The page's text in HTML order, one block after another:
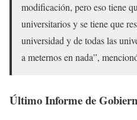
modificación, pero eso tiene
universitarios y se tiene que
universidad y de todas las
a meternos en nada”,
Último Informe de